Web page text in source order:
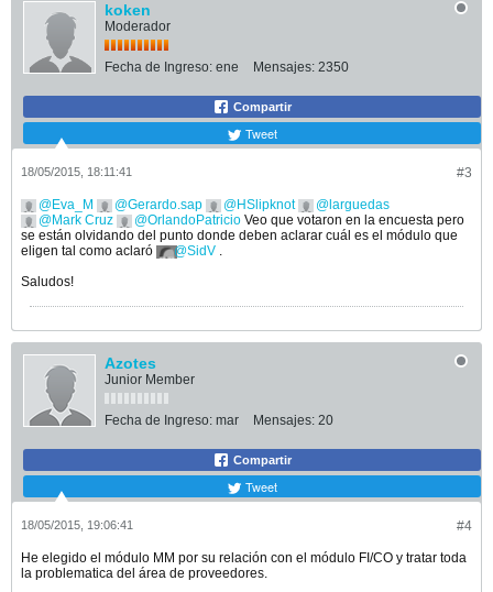
koken
Moderador
Fecha de Ingreso: ene Mensajes: 2350
Compartir
Tweet
#3
18/05/2015, 18:11:41
Eva_M Gerardo.sap HSlipknot
larguedas
Mark Cruz
OrlandoPatricio Veo que votaron en la encuesta pero
se están olvidando del punto donde deben aclarar cuál es el módulo que
eligen tal como aclaró
SidV .
Saludos!
Azotes
Junior Member
Fecha de Ingreso: mar Mensajes: 20
Compartir
Tweet
#4
18/05/2015, 19:06:41
He elegido el módulo MM por su relación con el módulo FI/CO y tratar toda
la problematica del área de proveedores.